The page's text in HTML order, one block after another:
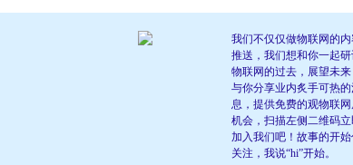
我们不仅仅做物联网的
推送，我们想和你一起
物联网的过去，展望未
与你分享业内炙手可热
息，提供免费的观物联
机会，扫描左侧二维码
加入我们吧！故事的开
关注，我说“hi”开始。